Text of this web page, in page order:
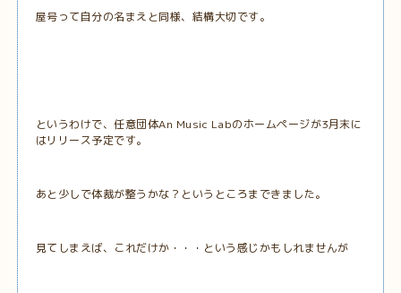
屋号って自分の名まえと同様、結構大切です。
というわけで、任意団体An Music Labのホームページが3月末に
はリリース予定です。
あと少しで体裁が整うかな？というところまできました。
見てしまえば、これだけか・・・という感じかもしれませんが